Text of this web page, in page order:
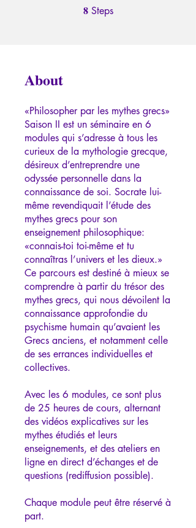
8 Steps
About
«Philosopher par les mythes grecs»
Saison II est un séminaire en 6
modules qui s’adresse à tous les
curieux de la mythologie grecque,
désireux d’entreprendre une
odyssée personnelle dans la
connaissance de soi. Socrate lui-
même revendiquait l’étude des
mythes grecs pour son
enseignement philosophique:
«connais-toi toi-même et tu
connaîtras l’univers et les dieux.»
Ce parcours est destiné à mieux se
comprendre à partir du trésor des
mythes grecs, qui nous dévoilent la
connaissance approfondie du
psychisme humain qu’avaient les
Grecs anciens, et notamment celle
de ses errances individuelles et
collectives.
Avec les 6 modules, ce sont plus
de 25 heures de cours, alternant
des vidéos explicatives sur les
mythes étudiés et leurs
enseignements, et des ateliers en
ligne en direct d’échanges et de
questions (rediffusion possible).
Chaque module peut être réservé à
part.